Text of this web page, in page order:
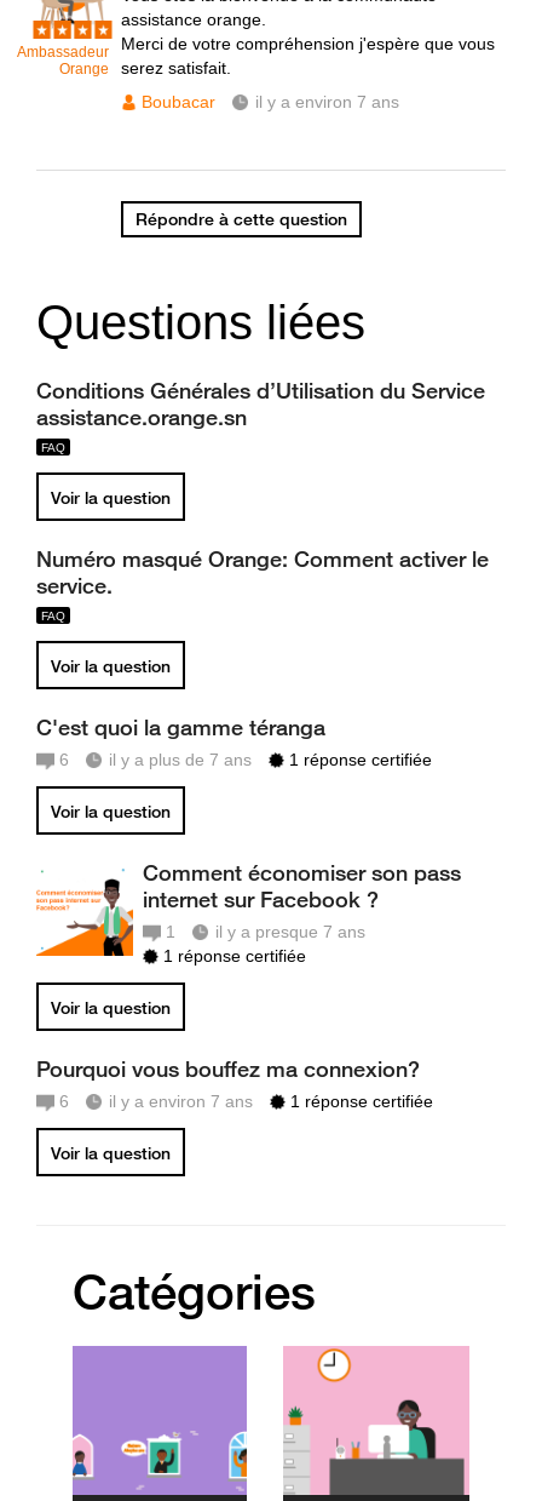
Ambassadeur
Orange
assistance orange.
Merci de votre compréhension j'espère que vous
serez satisfait.
Boubacar
il y a environ 7 ans
Répondre à cette question
Questions liées
Conditions Générales d’Utilisation du Service
assistance.orange.sn
Voir la question
Numéro masqué Orange: Comment activer le
service.
Voir la question
C'est quoi la gamme téranga
6 il y a plus de 7 ans 1 réponse certifiée
Voir la question
Comment économiser son pass
internet sur Facebook ?
1
il y a presque 7 ans
1 réponse certifiée
Voir la question
Pourquoi vous bouffez ma connexion?
6 il y a environ 7 ans 1 réponse certifiée
Voir la question
Catégories